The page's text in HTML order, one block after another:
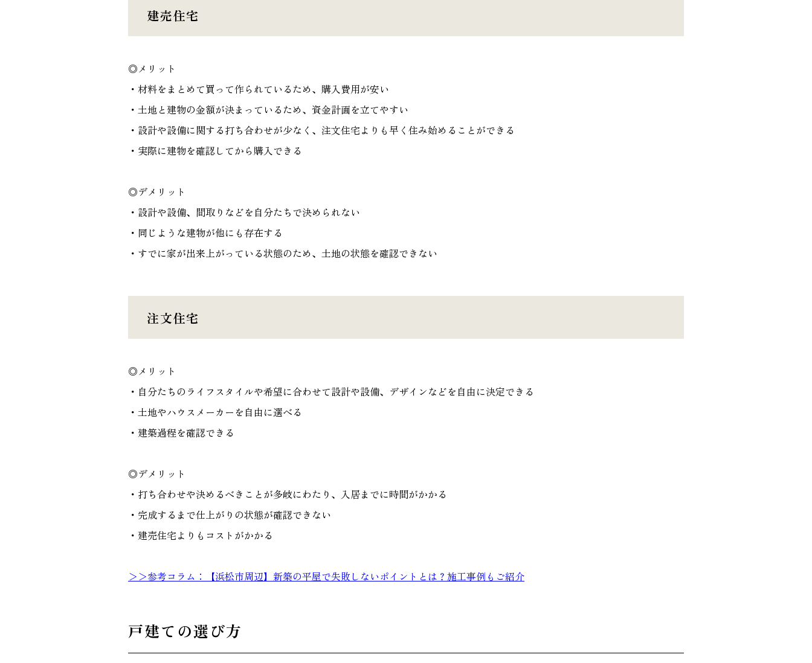
建売住宅
◎メリット
・材料をまとめて買って作られているため、購入費用が安い
・土地と建物の金額が決まっているため、資金計画を立てやすい
・設計や設備に関する打ち合わせが少なく、注文住宅よりも早く住み始めることができる
・実際に建物を確認してから購入できる
◎デメリット
・設計や設備、間取りなどを自分たちで決められない
・同じような建物が他にも存在する
・すでに家が出来上がっている状態のため、土地の状態を確認できない
注文住宅
◎メリット
・自分たちのライフスタイルや希望に合わせて設計や設備、デザインなどを自由に決定できる
・土地やハウスメーカーを自由に選べる
・建築過程を確認できる
◎デメリット
・打ち合わせや決めるべきことが多岐にわたり、入居までに時間がかかる
・完成するまで仕上がりの状態が確認できない
・建売住宅よりもコストがかかる
＞＞参考コラム：【浜松市周辺】新築の平屋で失敗しないポイントとは？施工事例もご紹介
戸建ての選び方